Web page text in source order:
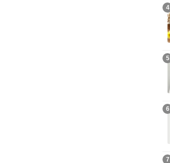
4
5
6
7